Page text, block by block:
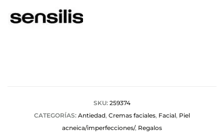
SKU: 259374
CATEGORÍAS: Antiedad, Cremas faciales, Facial, Piel
acneica/imperfecciones/, Regalos